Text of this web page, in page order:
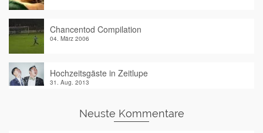
Chancentod Compilation
04. März 2006
Hochzeitsgäste in Zeitlupe
31. Aug. 2013
Neuste Kommentare